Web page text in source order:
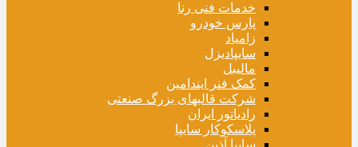
خدمات فنی رنا
پارس خودرو
زامیاد
سایپادیزل
مالیبل
کمک فنر ایندامین
شرکت قالبهای بزرگ صنعتی
رادیاتور ایران
پلاسکوکار سایپا
سایپا آذین